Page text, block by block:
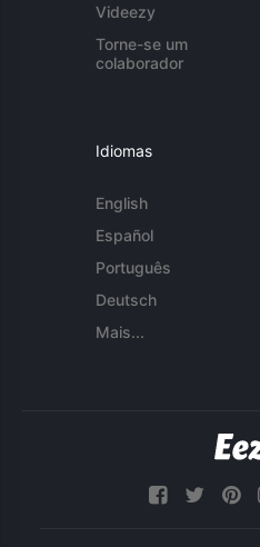
Videezy
Torne-se um
colaborador
Idiomas
English
Español
Português
Deutsch
Mais...